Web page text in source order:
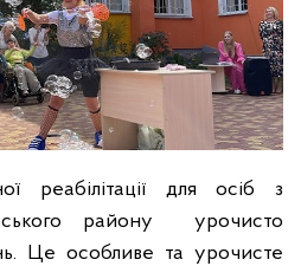
реабілітації для осіб з
району урочисто
Це особливе та урочисте